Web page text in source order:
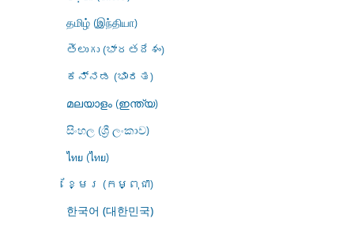
தமிழ் (இந்தியா)
తెలుగు (భారతదేశం)
ಕನ್ನಡ (ಭಾರತ)
മലയാളം (ഇന്ത്യ)
සිංහල (ශ්‍රී ලංකාව)
ไทย (ไทย)
ខ្មែរ (កម្ពុជា)
한국어 (대한민국)